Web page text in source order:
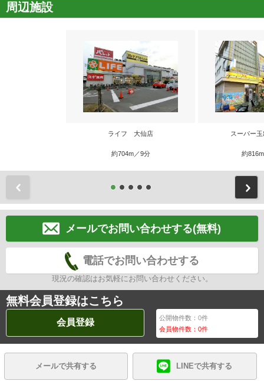
周辺施設
ライフ 大仙店
約704m／9分
スーパー
約
メールでお問い合わせする(無料)
電話でお問い合わせする
現況の確認はお気軽にお問い合わせください。
無料会員登録はこちら
会員登録 公開物件数：0件
会員物件数：0件
メールで共有する LINEで共有する